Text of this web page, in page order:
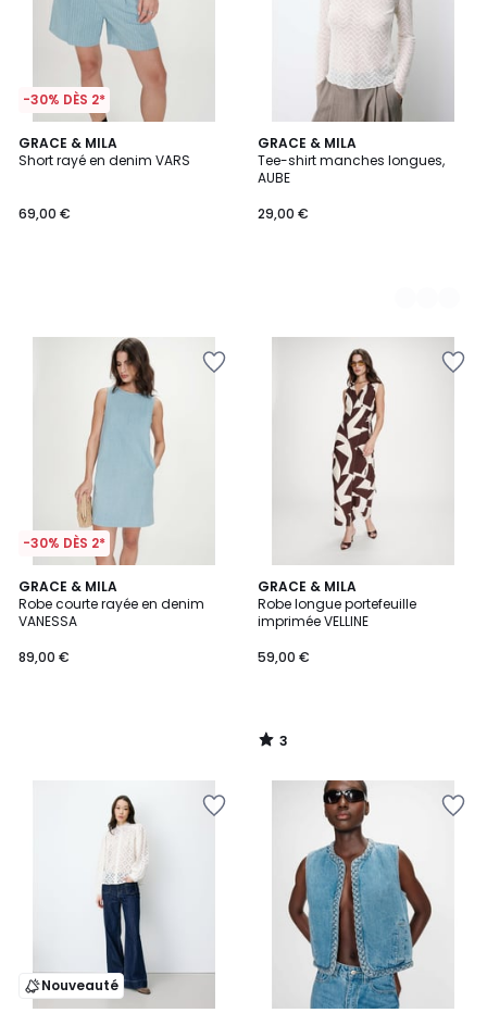
-30% DÈS 2*
GRACE & MILA
Short rayé en denim VARS
69,00 €
GRACE & MILA
Tee-shirt manches longues,
AUBE
29,00 €
2
Couleurs
-30% DÈS 2*
GRACE & MILA
Robe courte rayée en denim
VANESSA
89,00 €
GRACE & MILA
Robe longue portefeuille
imprimée VELLINE
59,00 €
3
/
5
3
/
Nouveauté